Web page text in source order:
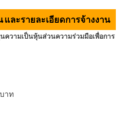
ละรายละเอียดการจ้างงาน
ความเป็นหุ้นส่วนความร่วมมือเพื่อการ
าท